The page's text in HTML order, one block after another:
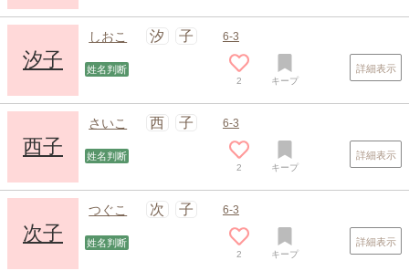
汐子
しおこ 汐 子 6-3
姓名判断
2 キープ
詳細表示
西子
さいこ 西 子 6-3
姓名判断
2 キープ
詳細表示
次子
つぐこ 次 子 6-3
姓名判断
2 キープ
詳細表示